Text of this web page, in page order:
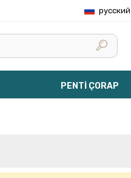
русский
PENTİ ÇORAP